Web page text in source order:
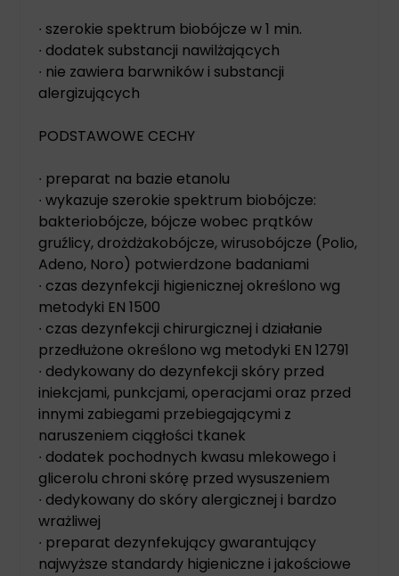
∙ szerokie spektrum biobójcze w 1 min.
∙ dodatek substancji nawilżających
∙ nie zawiera barwników i substancji
alergizujących
PODSTAWOWE CECHY
∙ preparat na bazie etanolu
∙ wykazuje szerokie spektrum biobójcze:
bakteriobójcze, bójcze wobec prątków
gruźlicy, drożdżakobójcze, wirusobójcze (Polio,
Adeno, Noro) potwierdzone badaniami
∙ czas dezynfekcji higienicznej określono wg
metodyki EN 1500
∙ czas dezynfekcji chirurgicznej i działanie
przedłużone określono wg metodyki EN 12791
∙ dedykowany do dezynfekcji skóry przed
iniekcjami, punkcjami, operacjami oraz przed
innymi zabiegami przebiegającymi z
naruszeniem ciągłości tkanek
∙ dodatek pochodnych kwasu mlekowego i
glicerolu chroni skórę przed wysuszeniem
∙ dedykowany do skóry alergicznej i bardzo
wrażliwej
∙ preparat dezynfekujący gwarantujący
najwyższe standardy higieniczne i jakościowe